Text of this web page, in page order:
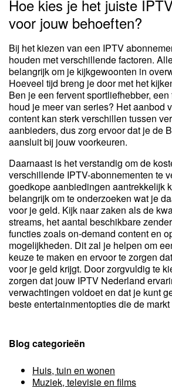
Hoe kies je het juiste
voor jouw behoeften?
Bij het kiezen van een IPTV
houden met verschillende factoren.
belangrijk om je kijkgewoonten in
Hoeveel tijd breng je door met het
Ben je een fervent sportliefhebber,
houd je meer van series? Het aanbod
content kan sterk verschillen tussen
aanbieders, dus zorg ervoor dat je de
aansluit bij jouw voorkeuren.
Daarnaast is het verstandig om de
verschillende IPTV-abonnementen te
goedkope aanbiedingen aantrekkelijk
belangrijk om te onderzoeken wat je
voor je geld. Kijk naar zaken als de
streams, het aantal beschikbare
functies zoals on-demand content en
mogelijkheden. Dit zal je helpen om
keuze te maken en ervoor te zorgen
voor je geld krijgt. Door zorgvuldig te
zorgen dat jouw IPTV Nederland
verwachtingen voldoet en dat je kunt
beste entertainmentopties die de
Blog categorieën
Huis, tuin en wonen
Muziek, televisie en films